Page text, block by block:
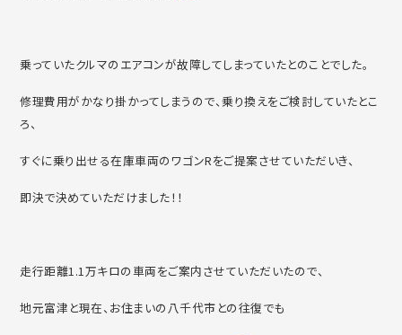
乗っていたクルマのエアコンが故障してしまっていたとのことでした。
修理費用がかなり掛かってしまうので、乗り換えをご検討していたとこ
ろ、
すぐに乗り出せる在庫車両のワゴンRをご提案させていただいき、
即決で決めていただけました！！
走行距離1.1万キロの車両をご案内させていただいたので、
地元富津と現在、お住まいの八千代市との往復でも